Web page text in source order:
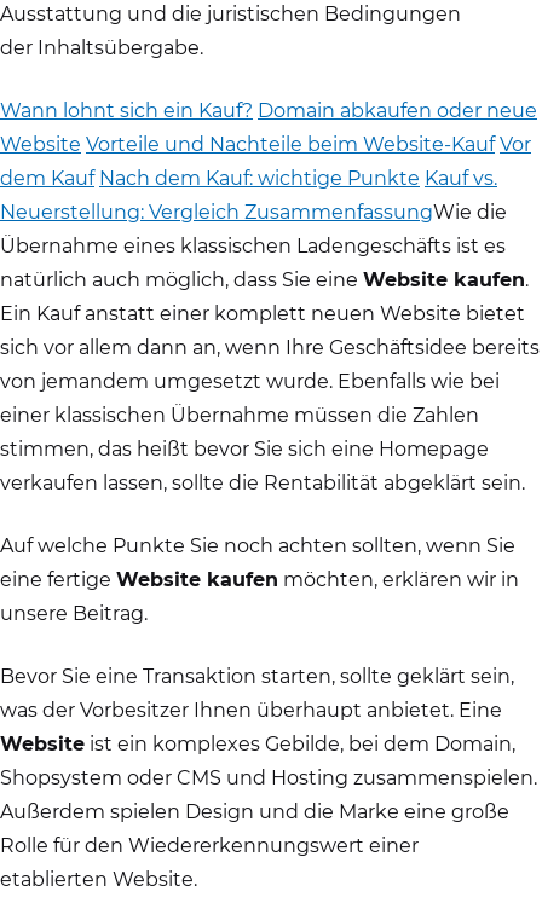
Ausstattung und die juristischen Bedingungen
der Inhaltsübergabe.
Wann lohnt sich ein Kauf? Domain abkaufen oder neue
Website Vorteile und Nachteile beim Website-Kauf Vor
dem Kauf Nach dem Kauf: wichtige Punkte Kauf vs.
Neuerstellung: Vergleich ZusammenfassungWie die
Übernahme eines klassischen Ladengeschäfts ist es
natürlich auch möglich, dass Sie eine Website kaufen.
Ein Kauf anstatt einer komplett neuen Website bietet
sich vor allem dann an, wenn Ihre Geschäftsidee bereits
von jemandem umgesetzt wurde. Ebenfalls wie bei
einer klassischen Übernahme müssen die Zahlen
stimmen, das heißt bevor Sie sich eine Homepage
verkaufen lassen, sollte die Rentabilität abgeklärt sein.
Auf welche Punkte Sie noch achten sollten, wenn Sie
eine fertige Website kaufen möchten, erklären wir in
unsere Beitrag.
Bevor Sie eine Transaktion starten, sollte geklärt sein,
was der Vorbesitzer Ihnen überhaupt anbietet. Eine
Website ist ein komplexes Gebilde, bei dem Domain,
Shopsystem oder CMS und Hosting zusammenspielen.
Außerdem spielen Design und die Marke eine große
Rolle für den Wiedererkennungswert einer
etablierten Website.